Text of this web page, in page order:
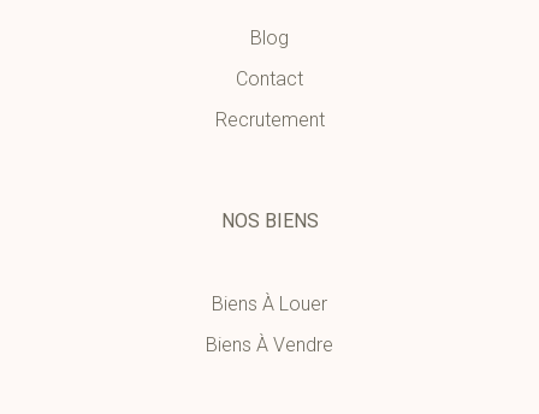
Blog
Contact
Recrutement
NOS BIENS
Biens À Louer
Biens À Vendre